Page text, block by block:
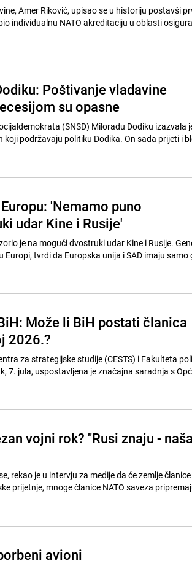
Amer Riković, upisao se u historiju postavši
individualnu NATO akreditaciju u oblasti
Poštivanje vladavine
su opasne
(SNSD) Miloradu Dodiku izazvala
koji podržavaju politiku Dodika. On sada prijeti i
'Nemamo puno
udar Kine i Rusije'
je na mogući dvostruki udar Kine i Rusije.
tvrdi da Europska unija i SAD imaju samo
Može li BiH postati članica
2026.?
za strategijske studije (CESTS) i Fakulteta
7. jula, uspostavljena je značajna saradnja s
vojni rok? "Rusi znaju - naša
rekao je u intervju za medije da će zemlje
prijetnje, mnoge članice NATO saveza
avioni